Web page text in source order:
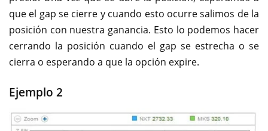
que el gap se cierre y cuando esto ocurre salimos de la
posición con nuestra ganancia. Esto lo podemos hacer
cerrando la posición cuando el gap se estrecha o se
cierra o esperando a que la opción expire.
Ejemplo 2